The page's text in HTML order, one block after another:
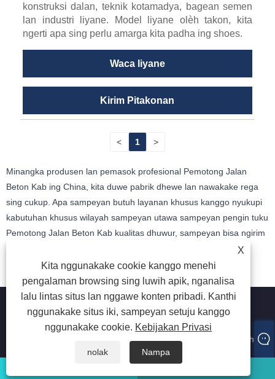
konstruksi dalan, teknik kotamadya, bagean semen
lan industri liyane. Model liyane olèh takon, kita
ngerti apa sing perlu amarga kita padha ing shoes.
Waca liyane
Kirim Pitakonan
< 1 >
Minangka produsen lan pemasok profesional Pemotong Jalan
Beton Kab ing China, kita duwe pabrik dhewe lan nawakake rega
sing cukup. Apa sampeyan butuh layanan khusus kanggo nyukupi
kabutuhan khusus wilayah sampeyan utawa sampeyan pengin tuku
Pemotong Jalan Beton Kab kualitas dhuwur, sampeyan bisa ngirim
X
Kita nggunakake cookie kanggo menehi
pengalaman browsing sing luwih apik, nganalisa
lalu lintas situs lan nggawe konten pribadi. Kanthi
nggunakake situs iki, sampeyan setuju kanggo
nggunakake cookie. Kebijakan Privasi
nolak
Nampa
Hak Cipta © 2024 Guangzhou Jointsen Trading Co, Ltd kabeh
hak dilindhungi undhang-undhang.